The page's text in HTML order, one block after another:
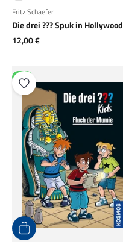
Fritz Schaefer
Die drei ??? Spuk in Hollywood
Angebot
12,00 €
NEU